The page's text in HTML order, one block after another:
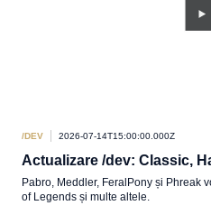
/DEV 2026-07-14T15:00:00.000Z
Actualizare /dev: Classic,
Pabro, Meddler, FeralPony și Phreak
of Legends și multe altele.